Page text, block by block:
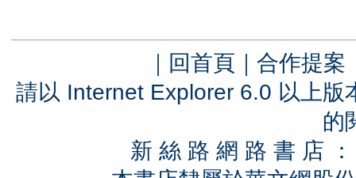
｜ 回首頁 ｜ 合作提案
請以 Internet Explorer 6.0 以上
的
新 絲 路 網 路 書 店